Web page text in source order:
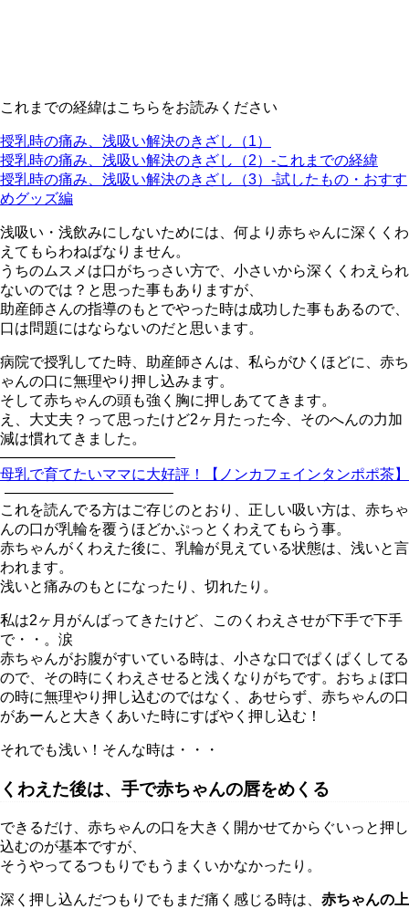
これまでの経緯はこちらをお読みください
授乳時の痛み、浅吸い解決のきざし（1）
授乳時の痛み、浅吸い解決のきざし（2）-これまでの経緯
授乳時の痛み、浅吸い解決のきざし（3）-試したもの・おすす
めグッズ編
浅吸い・浅飲みにしないためには、何より赤ちゃんに深くくわ
えてもらわねばなりません。
うちのムスメは口がちっさい方で、小さいから深くくわえられ
ないのでは？と思った事もありますが、
助産師さんの指導のもとでやった時は成功した事もあるので、
口は問題にはならないのだと思います。
病院で授乳してた時、助産師さんは、私らがひくほどに、赤ち
ゃんの口に無理やり押し込みます。
そして赤ちゃんの頭も強く胸に押しあててきます。
え、大丈夫？って思ったけど2ヶ月たった今、そのへんの力加
減は慣れてきました。
————————————
母乳で育てたいママに大好評！【ノンカフェインタンポポ茶】
———————————–
これを読んでる方はご存じのとおり、正しい吸い方は、赤ちゃ
んの口が乳輪を覆うほどかぷっとくわえてもらう事。
赤ちゃんがくわえた後に、乳輪が見えている状態は、浅いと言
われます。
浅いと痛みのもとになったり、切れたり。
私は2ヶ月がんばってきたけど、このくわえさせが下手で下手
で・・。涙
赤ちゃんがお腹がすいている時は、小さな口でぱくぱくしてる
ので、その時にくわえさせると浅くなりがちです。おちょぼ口
の時に無理やり押し込むのではなく、あせらず、赤ちゃんの口
があーんと大きくあいた時にすばやく押し込む！
それでも浅い！そんな時は・・・
くわえた後は、手で赤ちゃんの唇をめくる
できるだけ、赤ちゃんの口を大きく開かせてからぐいっと押し
込むのが基本ですが、
そうやってるつもりでもうまくいかなかったり。
深く押し込んだつもりでもまだ痛く感じる時は、 赤ちゃんの上